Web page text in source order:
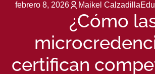
febrero 8, 2026 Maikel Calzadilla
¿Cómo
certifican